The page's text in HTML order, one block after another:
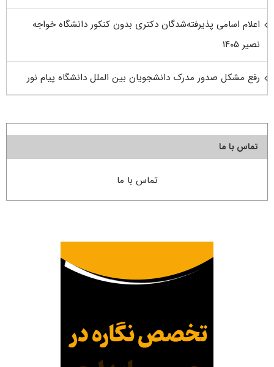
اعلام اسامی پذیرفته‌شدگان دکتری بدون کنکور دانشگاه خواجه
نصیر ۱۴۰۵
رفع مشکل صدور مدرک دانشجویان بین الملل دانشگاه پیام نور
تماس با ما
تماس با ما